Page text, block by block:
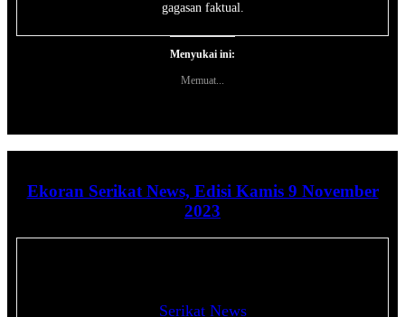
gagasan faktual.
Menyukai ini:
Memuat...
Ekoran Serikat News, Edisi Kamis 9 November
2023
Serikat News